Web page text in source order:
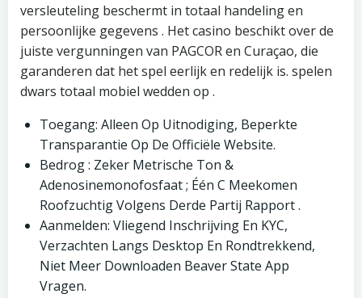
versleuteling beschermt in totaal handeling en
persoonlijke gegevens . Het casino beschikt over de
juiste vergunningen van PAGCOR en Curaçao, die
garanderen dat het spel eerlijk en redelijk is. spelen
dwars totaal mobiel wedden op .
Toegang: Alleen Op Uitnodiging, Beperkte
Transparantie Op De Officiële Website.
Bedrog : Zeker Metrische Ton &
Adenosinemonofosfaat ; Één C Meekomen
Roofzuchtig Volgens Derde Partij Rapport .
Aanmelden: Vliegend Inschrijving En KYC,
Verzachten Langs Desktop En Rondtrekkend,
Niet Meer Downloaden Beaver State App
Vragen.